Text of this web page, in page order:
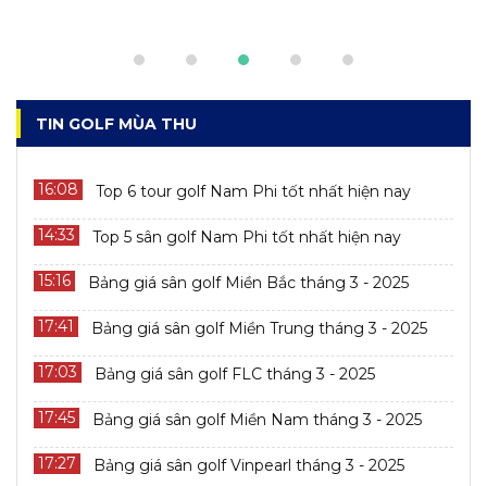
TIN GOLF MÙA THU
16:08 Top 6 tour golf Nam Phi tốt nhất hiện nay
14:33 Top 5 sân golf Nam Phi tốt nhất hiện nay
15:16 Bảng giá sân golf Miền Bắc tháng 3 - 2025
17:41 Bảng giá sân golf Miền Trung tháng 3 - 2025
17:03 Bảng giá sân golf FLC tháng 3 - 2025
17:45 Bảng giá sân golf Miền Nam tháng 3 - 2025
17:27 Bảng giá sân golf Vinpearl tháng 3 - 2025